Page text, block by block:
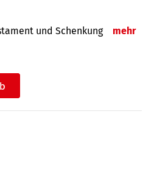
und Schenkung mehr